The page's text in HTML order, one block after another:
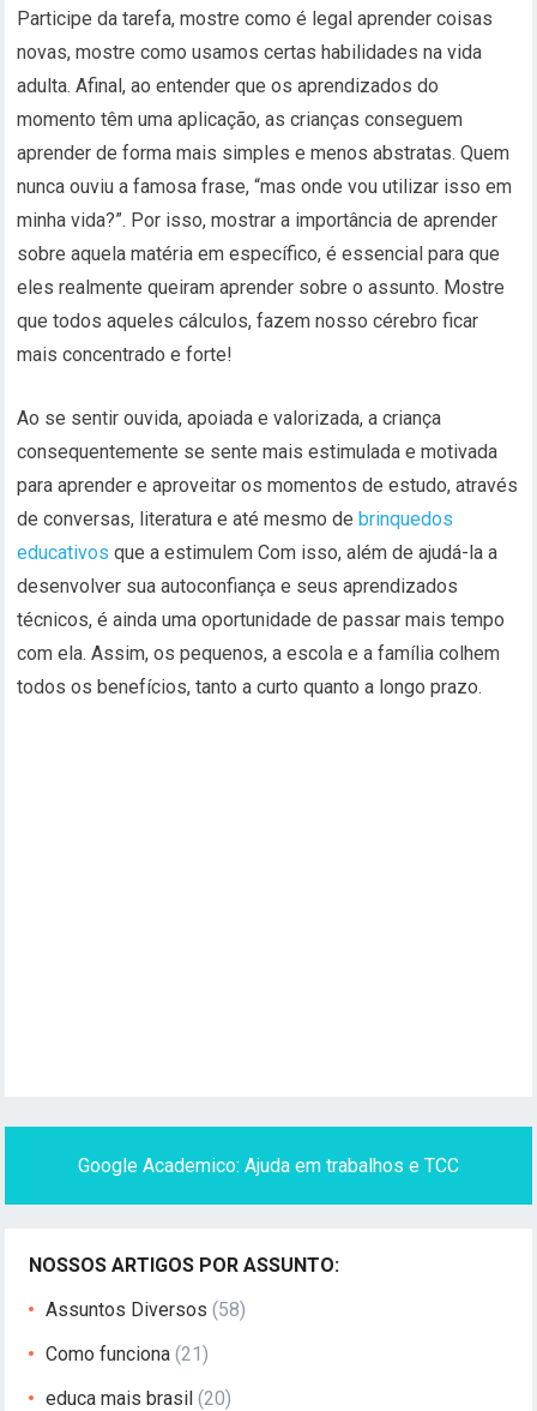
Participe da tarefa, mostre como é legal aprender coisas
novas, mostre como usamos certas habilidades na vida
adulta. Afinal, ao entender que os aprendizados do
momento têm uma aplicação, as crianças conseguem
aprender de forma mais simples e menos abstratas. Quem
nunca ouviu a famosa frase, “mas onde vou utilizar isso em
minha vida?”. Por isso, mostrar a importância de aprender
sobre aquela matéria em específico, é essencial para que
eles realmente queiram aprender sobre o assunto. Mostre
que todos aqueles cálculos, fazem nosso cérebro ficar
mais concentrado e forte!
Ao se sentir ouvida, apoiada e valorizada, a criança
consequentemente se sente mais estimulada e motivada
para aprender e aproveitar os momentos de estudo, através
de conversas, literatura e até mesmo debrinquedos
educativos que a estimulem Com isso, além de ajudá-la a
desenvolver sua autoconfiança e seus aprendizados
técnicos, é ainda uma oportunidade de passar mais tempo
com ela. Assim, os pequenos, a escola e a família colhem
todos os benefícios, tanto a curto quanto a longo prazo.
Google Academico: Ajuda em trabalhos e TCC
NOSSOS ARTIGOS POR ASSUNTO:
Assuntos Diversos (58)
Como funciona (21)
educa mais brasil (20)